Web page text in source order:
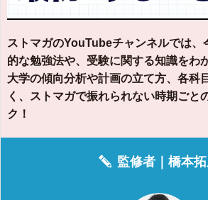
ストマガのYouTubeチャンネルでは、
的な勉強法や、受験に関する知識をわ
大学の傾向分析や計画の立て方、各科
く、ストマガで振れられない時期ごと
ク！
監修者｜橋本